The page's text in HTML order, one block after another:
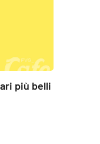
più belli